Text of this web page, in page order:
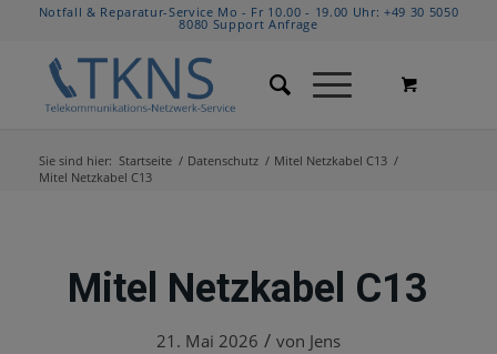
Notfall & Reparatur-Service Mo - Fr 10.00 - 19.00 Uhr:+49 30 5050
8080 Support Anfrage
Sie sind hier: Startseite / Datenschutz / Mitel Netzkabel C13 /
Mitel Netzkabel C13
Mitel Netzkabel C13
21. Mai 2026 / von Jens